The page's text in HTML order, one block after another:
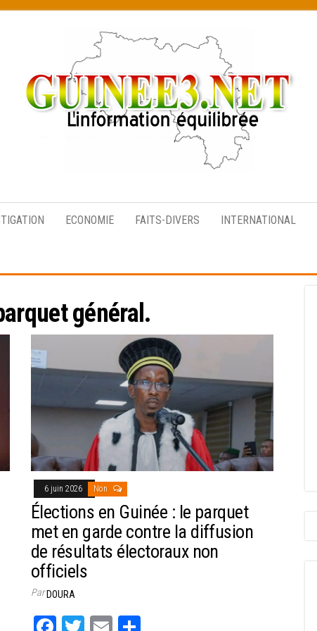
équilibrée
ECONOMIE FAITS-DIVERS INTERNATIONAL
général.
6 juin 2026 Non
Élections en Guinée : le parquet
met en garde contre la diffusion
de résultats électoraux non
officiels
ParDOURA